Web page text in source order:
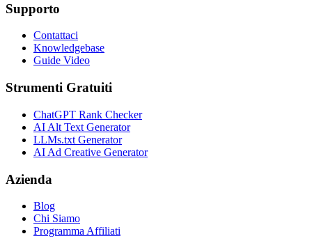
Supporto
Contattaci
Knowledgebase
Guide Video
Strumenti Gratuiti
ChatGPT Rank Checker
AI Alt Text Generator
LLMs.txt Generator
AI Ad Creative Generator
Azienda
Blog
Chi Siamo
Programma Affiliati